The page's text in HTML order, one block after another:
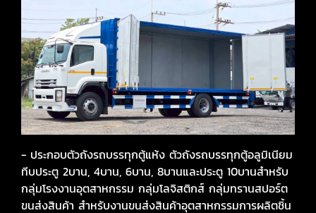
- ประกอบตัวถังรถบรรทุกตู้แห้ง ตัวถังรถบรรทุกตู้อลูมิเนียม
ทีบประตู 2บาน, 4บาน, 6บาน, 8บานและประตู 10บานสำหรับ
กลุ่มโรงงานอุตสาหกรรม กลุ่มโลจิสติกส์ กลุ่มทรานสปอร์ต
ขนส่งสินค้า สำหรับงานขนส่งสินค้าอุตสาหกรรมการผลิตชิ้น